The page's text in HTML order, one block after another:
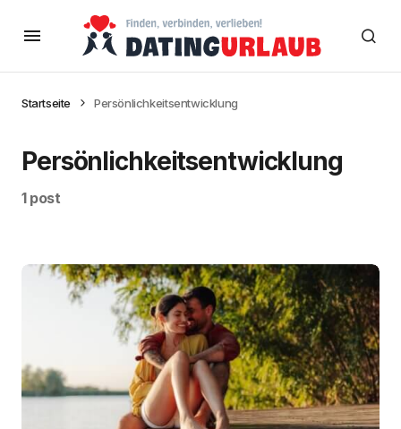
Startseite Persönlichkeitsentwicklung
Persönlichkeitsentwicklung
1 post